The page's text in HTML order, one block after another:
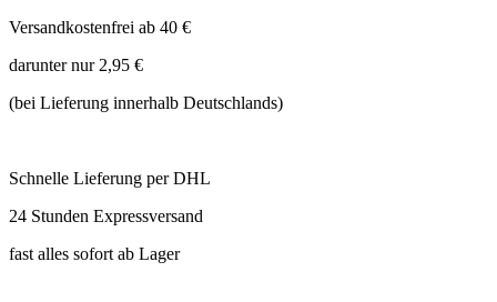
Versandkostenfrei ab 40 €
darunter nur 2,95 €
(bei Lieferung innerhalb Deutschlands)
Schnelle Lieferung per DHL
24 Stunden Expressversand
fast alles sofort ab Lager